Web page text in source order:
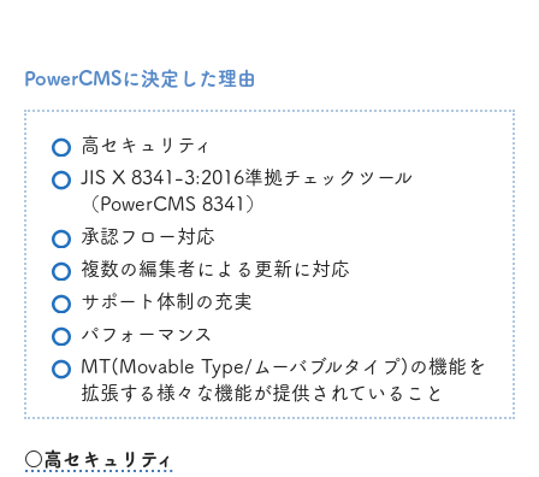
PowerCMSに決定した理由
高セキュリティ
JIS X 8341-3:2016準拠チェックツール
（PowerCMS 8341）
承認フロー対応
複数の編集者による更新に対応
サポート体制の充実
パフォーマンス
MT(Movable Type/ムーバブルタイプ)の機能を
拡張する様々な機能が提供されていること
○高セキュリティ